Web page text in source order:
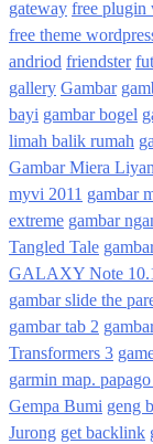
gateway free plugin
free theme
andriod friendster
gallery Gambar
bayi gambar bogel
limah balik rumah
Gambar Miera
myvi 2011 gambar
extreme gambar
Tangled Tale
GALAXY Note
gambar slide the
gambar tab 2
Transformers 3
garmin map.
Gempa Bumi geng
Jurong get backlink